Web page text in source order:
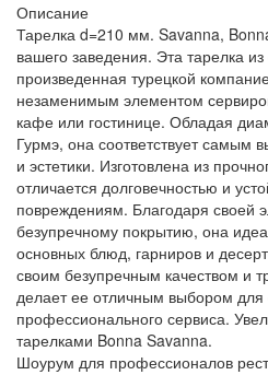
Описание
Тарелка d=210 мм. Savanna,
вашего заведения. Эта тарелка
произведенная турецкой
незаменимым элементом
кафе или гостинице. Обладая
Гурмэ, она соответствует самым
и эстетики. Изготовлена из
отличается долговечностью и
повреждениям. Благодаря своей
безупречному покрытию, она
основных блюд, гарниров и
своим безупречным качеством и
делает ее отличным выбором для
профессионального сервиса.
тарелками Bonna Savanna.
Шоурум для профессионалов